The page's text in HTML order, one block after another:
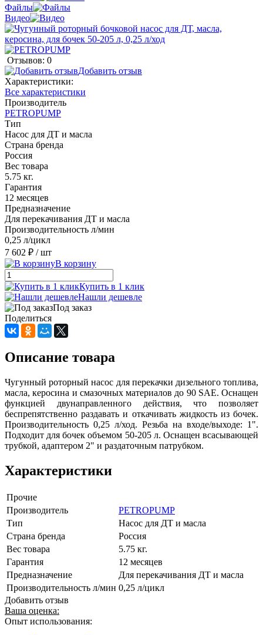
Файлы
Видео
Отзывов: 0
Добавить отзыв
Характеристики:
Все характеристики
Производитель
PETROPUMP
Тип
Насос для ДТ и масла
Страна бренда
Россия
Вес товара
5.75 кг.
Гарантия
12 месяцев
Предназначение
Для перекачивания ДТ и масла
Производительность л/мин
0,25 л/цикл
7 602 ₽ / шт
В корзину
Купить в 1 клик
Нашли дешевле
Под заказ
Поделиться
Описание товара
Чугунный роторный насос для перекачки дизельного топлива,
масла, керосина и смазочных материалов до 90 SAE. Оснащен
функцией двунаправленного действия, что позволяет
беспрепятственно раздавать и откачивать жидкость из бочек.
Производительность 0,25 л/ход. Резьба на входе/выходе: 1".
Подходит для бочек объемом 50-205 л. Оснащен всасывающей
трубкой, адаптером 2" и раздаточным патрубком.
Характеристики
Прочие
Производитель
PETROPUMP
Тип
Насос для ДТ и масла
Страна бренда
Россия
Вес товара
5.75 кг.
Гарантия
12 месяцев
Предназначение
Для перекачивания ДТ и масла
Производительность л/мин 0,25 л/цикл
Добавить отзыв
Ваша оценка:
Опыт использования: